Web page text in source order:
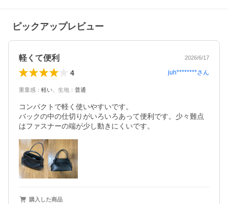
ピックアップレビュー
軽くて便利 2026/6/17
4 juh********さん
重量感 ： 軽い 生地 ： 普通
コンパクトで軽く使いやすいです。
バックの中の仕切りがいろいろあって便利です。少々難点
はファスナーの端が少し動きにくいです。
購入した商品